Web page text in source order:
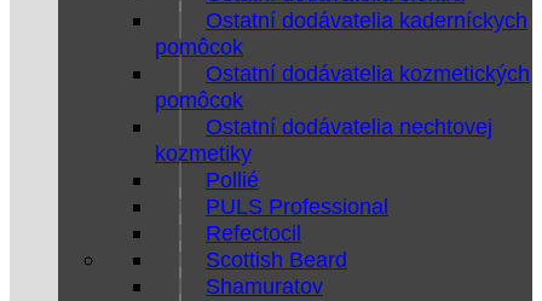
Ostatní dodávatelia kaderníckych
pomôcok
Ostatní dodávatelia kozmetických
pomôcok
Ostatní dodávatelia nechtovej
kozmetiky
Pollié
PULS Professional
Refectocil
Scottish Beard
Shamuratov